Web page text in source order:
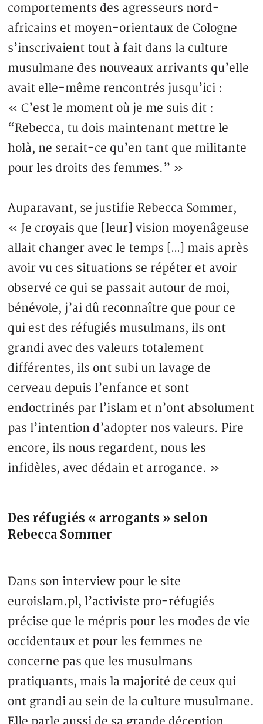
comportements des agresseurs nord-
africains et moyen-orientaux de Cologne
s’inscrivaient tout à fait dans la culture
musulmane des nouveaux arrivants qu’elle
avait elle-même rencontrés jusqu’ici :
« C’est le moment où je me suis dit :
“Rebecca, tu dois maintenant mettre le
holà, ne serait-ce qu’en tant que militante
pour les droits des femmes.” »
Auparavant, se justifie Rebecca Sommer,
« Je croyais que [leur] vision moyenâgeuse
allait changer avec le temps […] mais après
avoir vu ces situations se répéter et avoir
observé ce qui se passait autour de moi,
bénévole, j’ai dû reconnaître que pour ce
qui est des réfugiés musulmans, ils ont
grandi avec des valeurs totalement
différentes, ils ont subi un lavage de
cerveau depuis l’enfance et sont
endoctrinés par l’islam et n’ont absolument
pas l’intention d’adopter nos valeurs. Pire
encore, ils nous regardent, nous les
infidèles, avec dédain et arrogance. »
Des réfugiés « arrogants » selon
Rebecca Sommer
Dans son interview pour le site
euroislam.pl, l’activiste pro-réfugiés
précise que le mépris pour les modes de vie
occidentaux et pour les femmes ne
concerne pas que les musulmans
pratiquants, mais la majorité de ceux qui
ont grandi au sein de la culture musulmane.